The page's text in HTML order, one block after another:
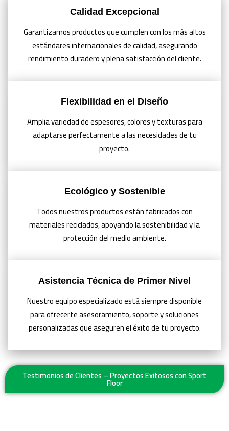
Calidad Excepcional
Garantizamos productos que cumplen con los más altos
estándares internacionales de calidad, asegurando
rendimiento duradero y plena satisfacción del cliente.
Flexibilidad en el Diseño
Amplia variedad de espesores, colores y texturas para
adaptarse perfectamente a las necesidades de tu
proyecto.
Ecológico y Sostenible
Todos nuestros productos están fabricados con
materiales reciclados, apoyando la sostenibilidad y la
protección del medio ambiente.
Asistencia Técnica de Primer Nivel
Nuestro equipo especializado está siempre disponible
para ofrecerte asesoramiento, soporte y soluciones
personalizadas que aseguren el éxito de tu proyecto.
Testimonios de Clientes – Proyectos Exitosos con Sport
Floor